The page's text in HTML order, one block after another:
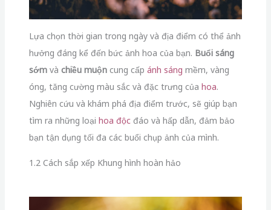
Lựa chọn thời gian trong ngày và địa điểm có thể ảnh
hưởng đáng kể đến bức ảnh hoa của bạn. Buổi sáng
sớmvà chiều muộncung cấp ánh sáng mềm, vàng
óng, tăng cường màu sắc và đặc trưng của hoa.
Nghiên cứu và khám phá địa điểm trước, sẽ giúp bạn
tìm ra những loại hoa độcđáo và hấp dẫn, đảm bảo
bạn tận dụng tối đa các buổi chụp ảnh của mình.
1.2 Cách sắp xếp Khung hình hoàn hảo